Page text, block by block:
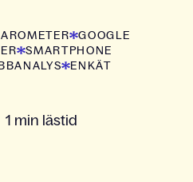
GOOGLE
SMARTPHONE
ENKÄT
1 min lästid